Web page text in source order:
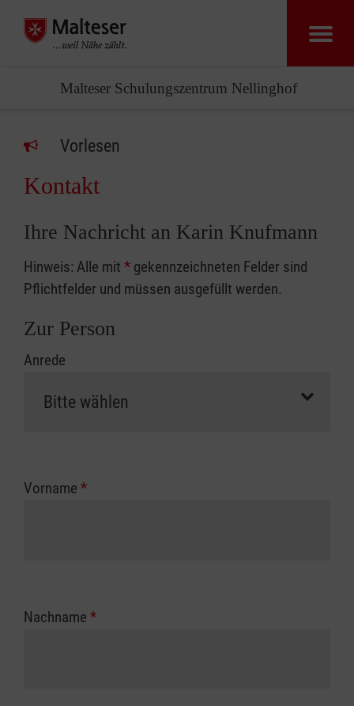
Malteser Schulungszentrum Nellinghof
Vorlesen
Kontakt
Ihre Nachricht an Karin Knufmann
Hinweis: Alle mit * gekennzeichneten Felder sind
Pflichtfelder und müssen ausgefüllt werden.
Zur Person
Anrede
Vorname *
Nachname *